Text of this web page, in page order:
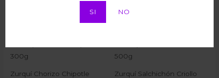
SI NO
Zurquí Chorizo Chipotle
Zurquí Salchichón Criollo